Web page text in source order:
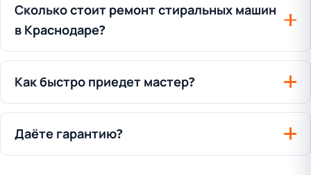
Сколько стоит ремонт стиральных машин
в Краснодаре?
Как быстро приедет мастер?
Даёте гарантию?